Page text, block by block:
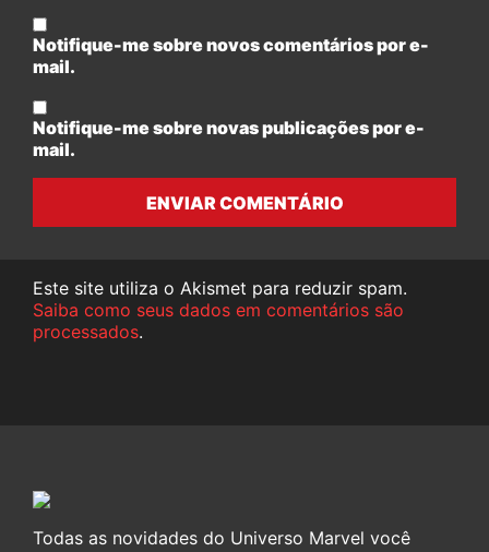
Notifique-me sobre novos comentários por e-
mail.
Notifique-me sobre novas publicações por e-
mail.
ENVIAR COMENTÁRIO
Este site utiliza o Akismet para reduzir spam.
Saiba como seus dados em comentários são
processados.
Todas as novidades do Universo Marvel você